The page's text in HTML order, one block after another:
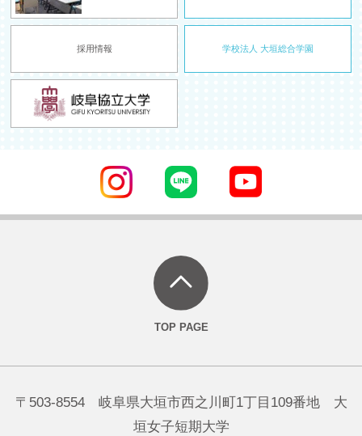
採用情報 学校法人 大垣総合学園
〒503-8554 岐阜県大垣市西之川町1丁目109番地 大
垣女子短期大学